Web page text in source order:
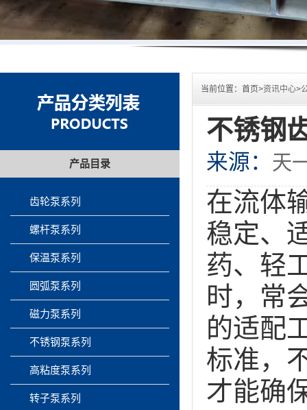
当前位置： 首页>资讯中心>
不锈钢
来源： 天
在流体
稳定、
药、轻
时，常
的适配
标准，
才能确
产品目录
齿轮泵系列
螺杆泵系列
保温泵系列
圆弧泵系列
磁力泵系列
不锈钢泵系列
高粘度泵系列
转子泵系列